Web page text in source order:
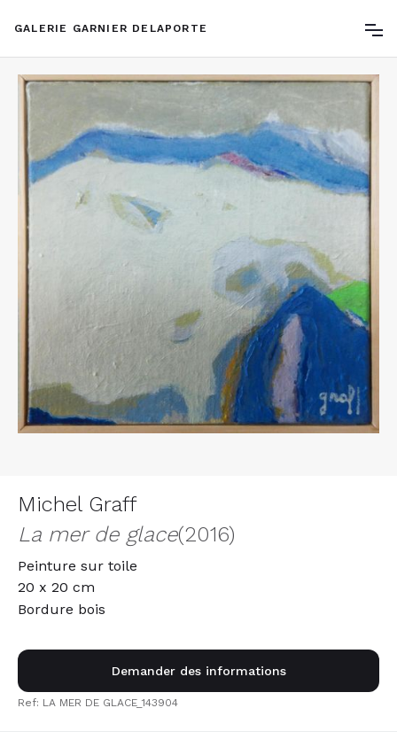
GALERIE GARNIER DELAPORTE
Michel Graff
La mer de glace(2016)
Peinture sur toile
20 x 20 cm
Bordure bois
Demander des informations
Ref: LA MER DE GLACE_143904